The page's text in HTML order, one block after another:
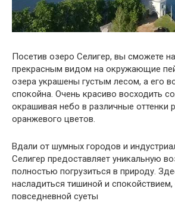
Посетив озеро Селигер, вы сможете
прекрасным видом на окружающие
озера украшены густым лесом, а его
спокойна. Очень красиво восходить
окрашивая небо в различные оттенки
оранжевого цветов.
Вдали от шумных городов и
Селигер предоставляет уникальную
полностью погрузиться в природу.
насладиться тишиной и спокойствием,
повседневной суеты